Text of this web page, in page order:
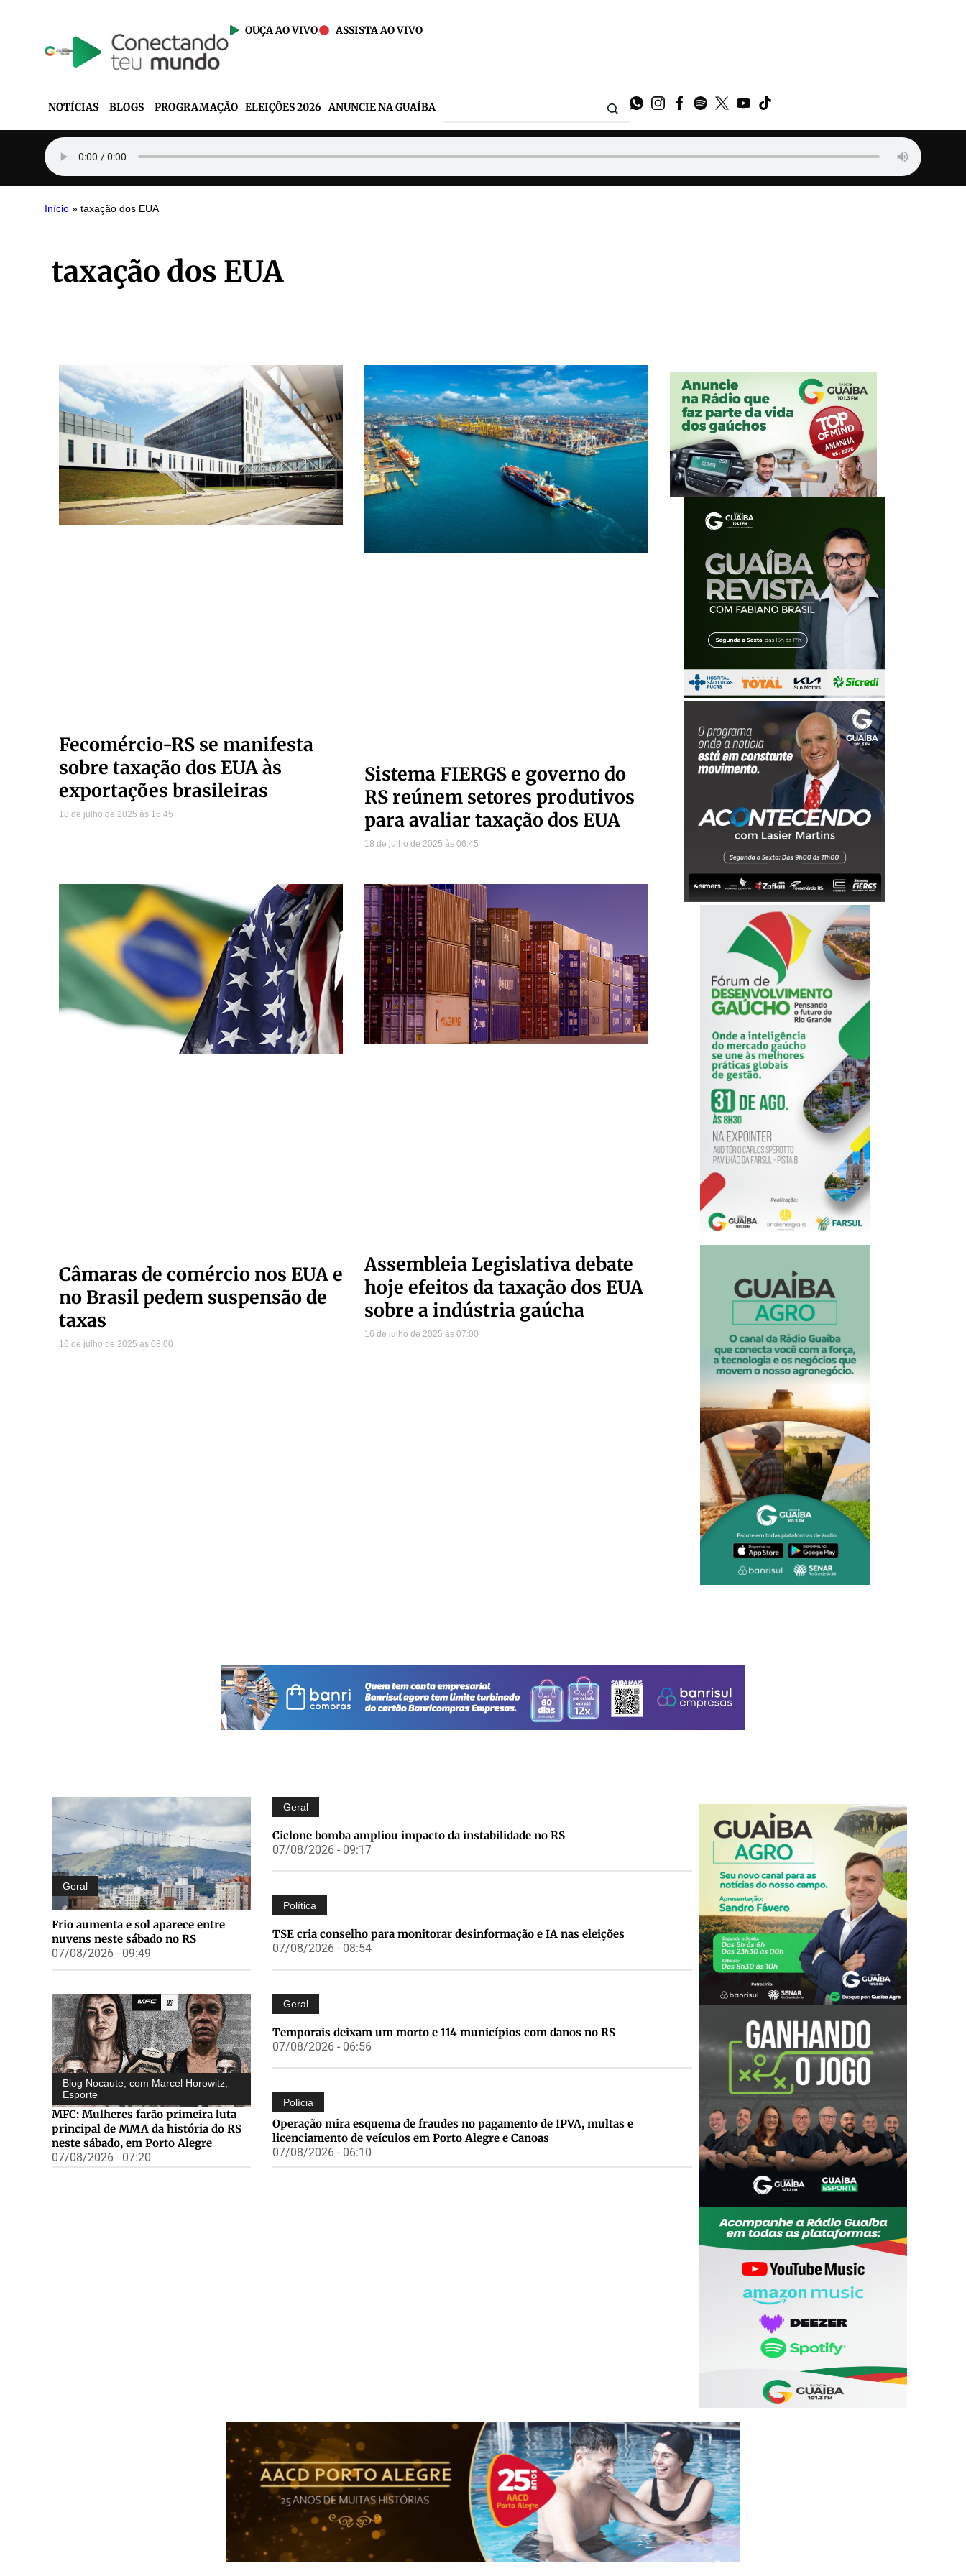
OUÇA AO VIVO ASSISTA AO VIVO
NOTÍCIAS BLOGS PROGRAMAÇÃO ELEIÇÕES 2026 ANUNCIE NA GUAÍBA
Início » taxação dos EUA
taxação dos EUA
Fecomércio-RS se manifesta
sobre taxação dos EUA às
exportações brasileiras
18 de julho de 2025 16:45
Sistema FIERGS e governo do
RS reúnem setores produtivos
para avaliar taxação dos EUA
18 de julho de 2025 06:45
Câmaras de comércio nos EUA e
no Brasil pedem suspensão de
taxas
16 de julho de 2025 08:00
Assembleia Legislativa debate
hoje efeitos da taxação dos EUA
sobre a indústria gaúcha
16 de julho de 2025 07:00
Geral
Frio aumenta e sol aparece entre
nuvens neste sábado no RS
07/08/2026 - 09:49
Geral
Ciclone bomba ampliou impacto da instabilidade no RS
07/08/2026 - 09:17
Política
TSE cria conselho para monitorar desinformação e IA nas eleições
07/08/2026 - 08:54
Blog Nocaute, com Marcel Horowitz
Esporte
MFC: Mulheres farão primeira luta
principal de MMA da história do RS
neste sábado, em Porto Alegre
07/08/2026 - 07:20
Geral
Temporais deixam um morto e 114 municípios com danos no RS
07/08/2026 - 06:56
Polícia
Operação mira esquema de fraudes no pagamento de IPVA, multas e
licenciamento de veículos em Porto Alegre e Canoas
07/08/2026 - 06:10